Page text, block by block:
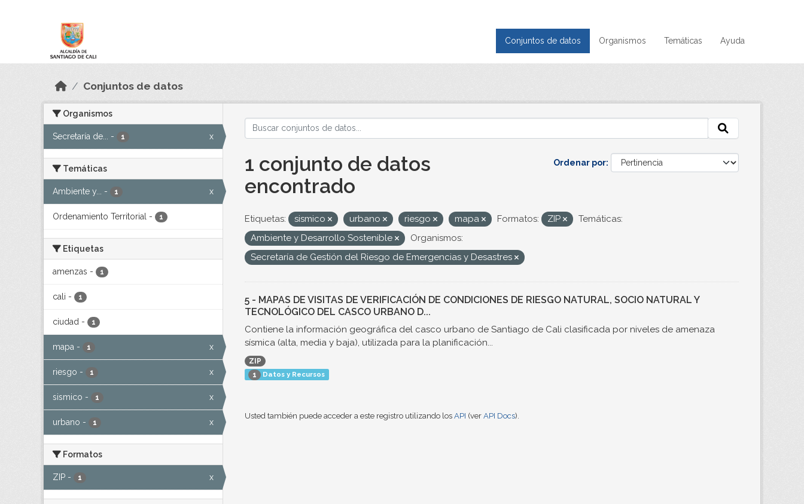
Conjuntos de datos Organismos Temáticas Ayuda
Conjuntos de datos
Organismos
Secretaría de... - 1 x
Temáticas
Ambiente y... - 1 x
Ordenamiento Territorial - 1
Etiquetas
amenzas - 1
cali - 1
ciudad - 1
mapa - 1 x
riesgo - 1 x
sismico - 1 x
urbano - 1 x
Formatos
ZIP - 1 x
Ordenar por
1 conjunto de datos
encontrado
Etiquetas: sismico urbano riesgo mapa Formatos: ZIP
Temáticas:
Ambiente y Desarrollo Sostenible
Organismos:
Secretaría de Gestión del Riesgo de Emergencias y Desastres
5 - MAPAS DE VISITAS DE VERIFICACIÓN DE CONDICIONES DE RIESGO NATURAL, SOCIO NATURAL Y
TECNOLÓGICO DEL CASCO URBANO D...
Contiene la información geográfica del casco urbano de Santiago de Cali clasificada por niveles de amenaza
sísmica (alta, media y baja), utilizada para la planificación...
ZIP
1
Datos y Recursos
Usted también puede acceder a este registro utilizando los API (ver API Docs).